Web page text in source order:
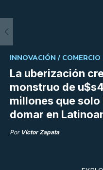
La uberización
monstruo de
millones que solo
domar en
INNOVACIÓN /
Por Víctor Zapata